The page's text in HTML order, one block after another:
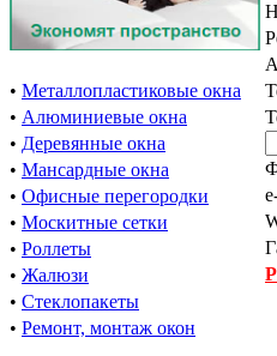
• Металлопластиковые окна
• Алюминиевые окна
• Деревянные окна
• Мансардные окна
• Офисные перегородки
• Москитные сетки
• Роллеты
• Жалюзи
• Стеклопакеты
• Ремонт, монтаж окон